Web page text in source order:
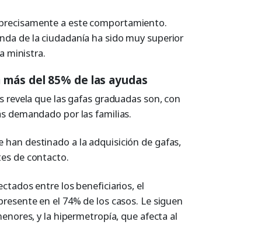
a este comportamiento.
de la ciudadanía ha sido muy superior
ministra.
del 85% de las ayudas
revela que las gafas graduadas son, con
demandado por las familias.
han destinado a la adquisición de gafas,
de contacto.
entre los beneficiarios, el
en el 74% de los casos. Le siguen
y la hipermetropía, que afecta al